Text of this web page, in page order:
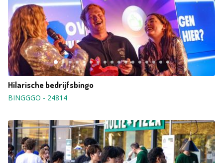
Hilarische bedrijfsbingo
BINGGGO - 24814